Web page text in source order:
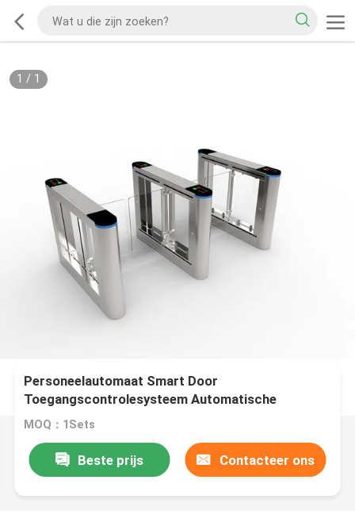
1 / 1
Personeelautomaat Smart Door
Toegangscontrolesysteem Automatische
draaistoring Poort
MOQ：1Sets
Beste prijs Contacteer ons